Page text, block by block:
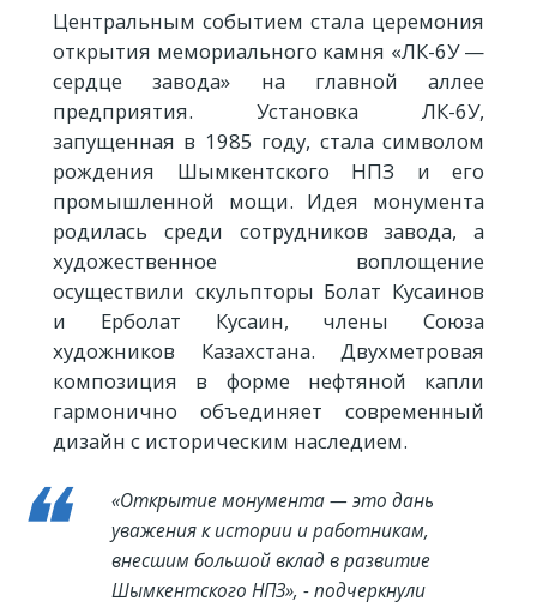
Центральным событием стала церемония
открытия мемориального камня «ЛК-6У —
сердце завода» на главной аллее
предприятия. Установка ЛК-6У,
запущенная в 1985 году, стала символом
рождения Шымкентского НПЗ и его
промышленной мощи. Идея монумента
родилась среди сотрудников завода, а
художественное воплощение
осуществили скульпторы Болат Кусаинов
и Ерболат Кусаин, члены Союза
художников Казахстана. Двухметровая
композиция в форме нефтяной капли
гармонично объединяет современный
дизайн с историческим наследием.
«Открытие монумента — это дань
уважения к истории и работникам,
внесшим большой вклад в развитие
Шымкентского НПЗ», - подчеркнули